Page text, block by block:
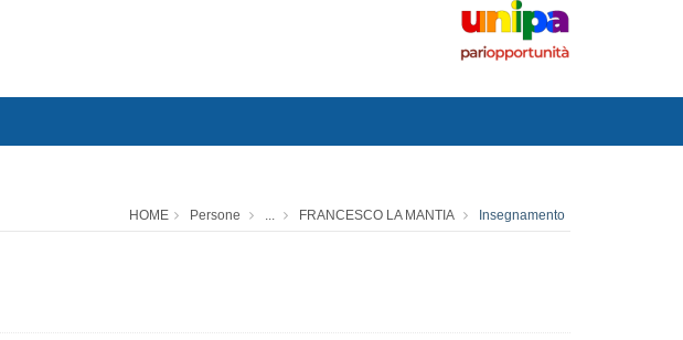
HOME Persone ... FRANCESCO LA MANTIA Insegnamento